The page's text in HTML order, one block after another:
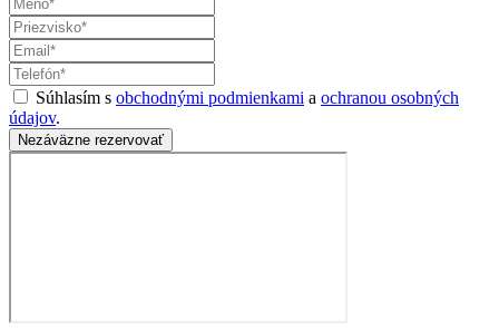
Súhlasím s obchodnými podmienkami a ochranou osobných
údajov.
Nezáväzne rezervovať